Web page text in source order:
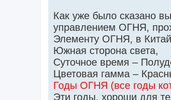
Как уже было сказано
управлением ОГНЯ,
Элементу ОГНЯ, в
Южная сторона света,
Суточное время –
Цветовая гамма –
Годы ОГНЯ (все годы
Эти годы, хороши для